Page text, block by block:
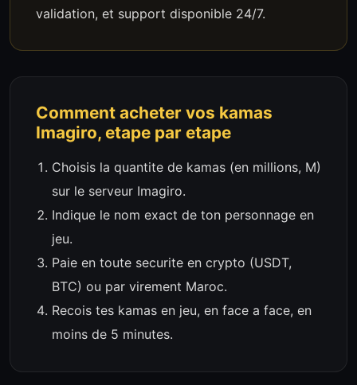
validation, et support disponible 24/7.
Comment acheter vos kamas
Imagiro, etape par etape
Choisis la quantite de kamas (en millions, M)
sur le serveur Imagiro.
Indique le nom exact de ton personnage en
jeu.
Paie en toute securite en crypto (USDT,
BTC) ou par virement Maroc.
Recois tes kamas en jeu, en face a face, en
moins de 5 minutes.